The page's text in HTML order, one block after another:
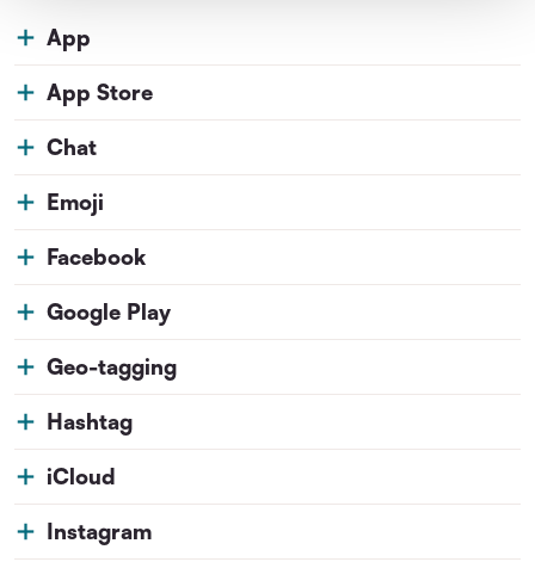
App
App Store
Chat
Emoji
Facebook
Google Play
Geo-tagging
Hashtag
iCloud
Instagram